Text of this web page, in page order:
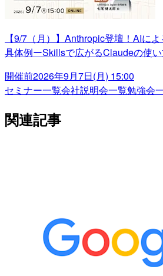
【9/7（月）】Anthropic登壇！AIに
具体例ーSkillsで広がるClaudeの使
開催前2026年9月7日(月) 15:00
セミナー一覧会社説明会一覧勉強会
関連記事